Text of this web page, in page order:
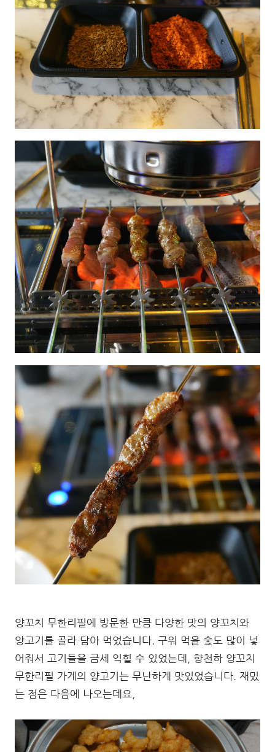
양꼬치 무한리필에 방문한 만큼 다양한 맛의 양꼬치와
양고기를 골라 담아 먹었습니다. 구워 먹을 숯도 많이 넣
어줘서 고기들을 금세 익힐 수 있었는데, 향천하 양꼬치
무한리필 가게의 양고기는 무난하게 맛있었습니다. 재밌
는 점은 다음에 나오는데요,